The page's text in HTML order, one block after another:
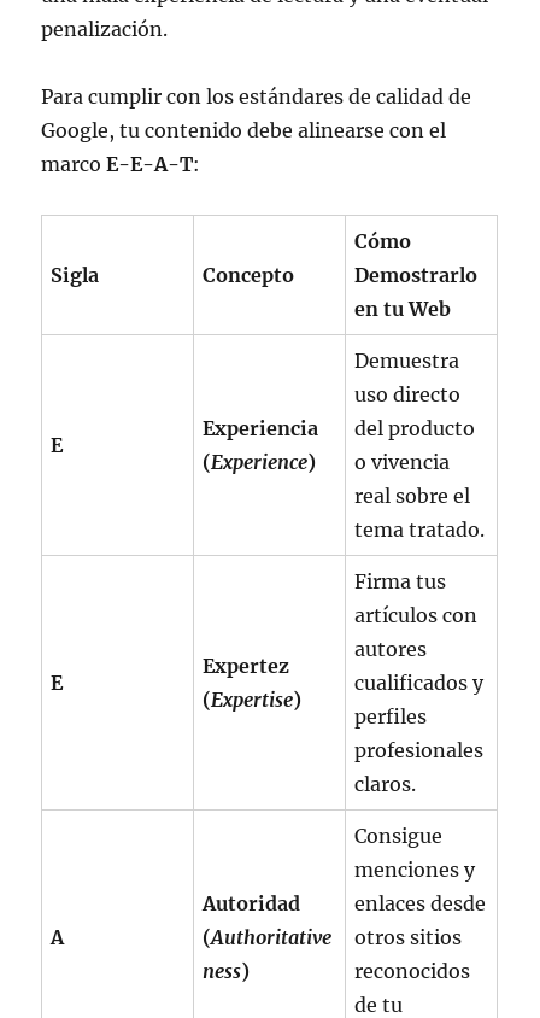
penalización.
Para cumplir con los estándares de calidad de
Google, tu contenido debe alinearse con el
marcoE-E-A-T:
Sigla Concepto
Cómo
Demostrarlo
en tu Web
E
Experiencia
(Experience)
Demuestra
uso directo
del producto
o vivencia
real sobre el
tema tratado.
E
Expertez
(Expertise)
Firma tus
artículos con
autores
cualificados y
perfiles
profesionales
claros.
A
Autoridad
(Authoritative
ness)
Consigue
menciones y
enlaces desde
otros sitios
reconocidos
de tu